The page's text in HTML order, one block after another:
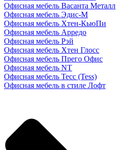
Офисная мебель Васанта Металл
Офисная мебель Эдис-M
Офисная мебель Хтен-КьюПи
Офисная мебель Арредо
Офисная мебель Рэй
Офисная мебель Хтен Глосс
Офисная мебель Прего Офис
Офисная мебель NT
Офисная мебель Тесс (Tess)
Офисная мебель в стиле Лофт